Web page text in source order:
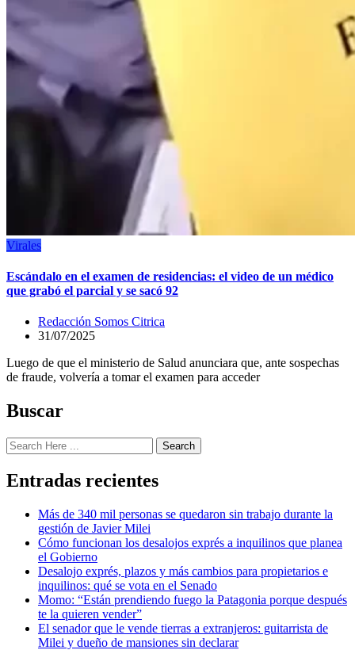
Virales
Escándalo en el examen de residencias: el video de un médico
que grabó el parcial y se sacó 92
Redacción Somos Citrica
31/07/2025
Luego de que el ministerio de Salud anunciara que, ante sospechas
de fraude, volvería a tomar el examen para acceder
Buscar
Search
Entradas recientes
Más de 340 mil personas se quedaron sin trabajo durante la
gestión de Javier Milei
Cómo funcionan los desalojos exprés a inquilinos que planea
el Gobierno
Desalojo exprés, plazos y más cambios para propietarios e
inquilinos: qué se vota en el Senado
Momo: “Están prendiendo fuego la Patagonia porque después
te la quieren vender”
El senador que le vende tierras a extranjeros: guitarrista de
Milei y dueño de mansiones sin declarar